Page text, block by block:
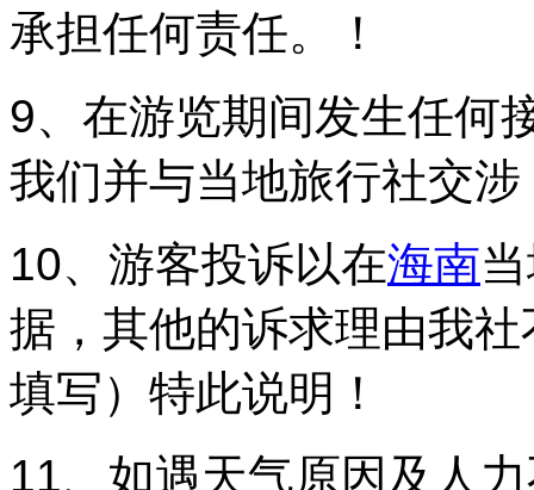
承担任何责任。！
9、在游览期间发生任何
我们并与当地旅行社交
10、游客投诉以在海南
据，其他的诉求理由我
填写）特此说明！
11、如遇天气原因及人